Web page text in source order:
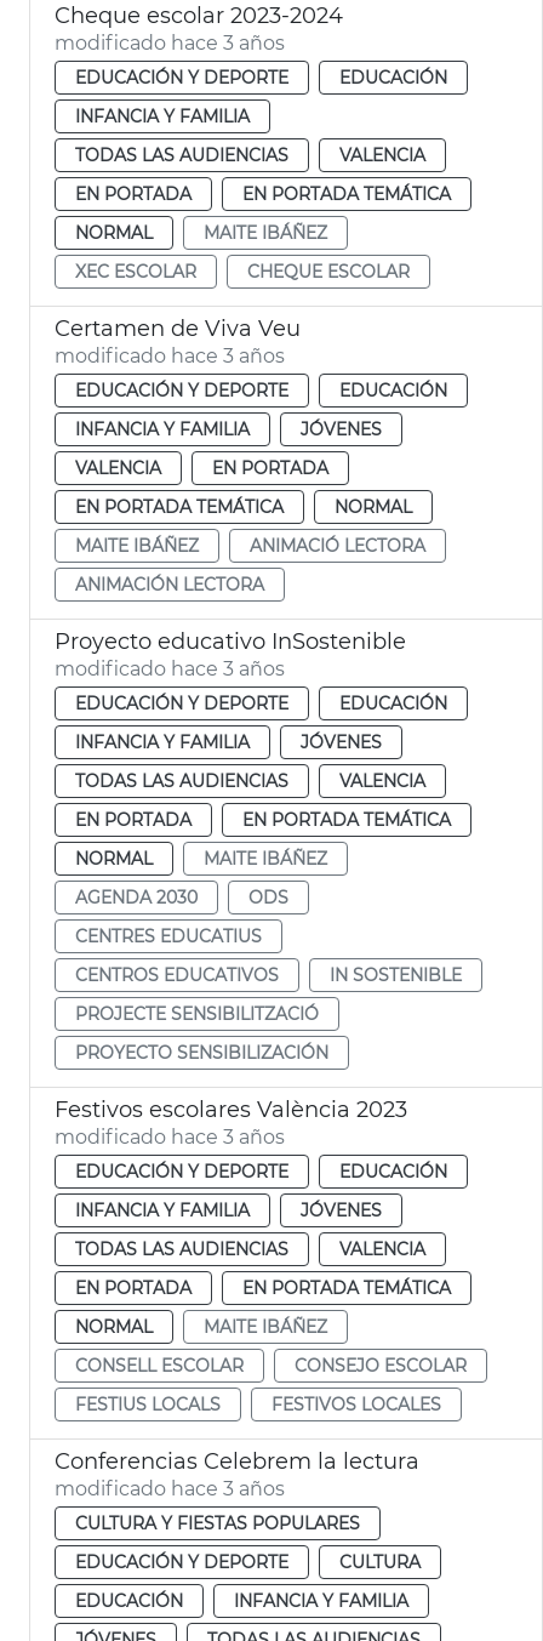
Cheque escolar 2023-2024
modificado hace 3 años
EDUCACIÓN Y DEPORTE
EDUCACIÓN
INFANCIA Y FAMILIA
TODAS LAS AUDIENCIAS
VALENCIA
EN PORTADA
EN PORTADA TEMÁTICA
NORMAL
MAITE IBÁÑEZ
XEC ESCOLAR
CHEQUE ESCOLAR
Certamen de Viva Veu
modificado hace 3 años
EDUCACIÓN Y DEPORTE
EDUCACIÓN
INFANCIA Y FAMILIA
JÓVENES
VALENCIA
EN PORTADA
EN PORTADA TEMÁTICA
NORMAL
MAITE IBÁÑEZ
ANIMACIÓ LECTORA
ANIMACIÓN LECTORA
Proyecto educativo InSostenible
modificado hace 3 años
EDUCACIÓN Y DEPORTE
EDUCACIÓN
INFANCIA Y FAMILIA
JÓVENES
TODAS LAS AUDIENCIAS
VALENCIA
EN PORTADA
EN PORTADA TEMÁTICA
NORMAL
MAITE IBÁÑEZ
AGENDA 2030
ODS
CENTRES EDUCATIUS
CENTROS EDUCATIVOS
IN SOSTENIBLE
PROJECTE SENSIBILITZACIÓ
PROYECTO SENSIBILIZACIÓN
Festivos escolares València 2023
modificado hace 3 años
EDUCACIÓN Y DEPORTE
EDUCACIÓN
INFANCIA Y FAMILIA
JÓVENES
TODAS LAS AUDIENCIAS
VALENCIA
EN PORTADA
EN PORTADA TEMÁTICA
NORMAL
MAITE IBÁÑEZ
CONSELL ESCOLAR
CONSEJO ESCOLAR
FESTIUS LOCALS
FESTIVOS LOCALES
Conferencias Celebrem la lectura
modificado hace 3 años
CULTURA Y FIESTAS POPULARES
EDUCACIÓN Y DEPORTE
CULTURA
EDUCACIÓN
INFANCIA Y FAMILIA